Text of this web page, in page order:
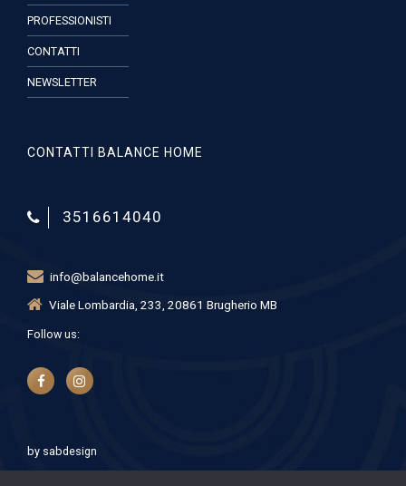
PROFESSIONISTI
CONTATTI
NEWSLETTER
CONTATTI BALANCE HOME
3516614040
info@balancehome.it
Viale Lombardia, 233, 20861 Brugherio MB
Follow us:
by sabdesign